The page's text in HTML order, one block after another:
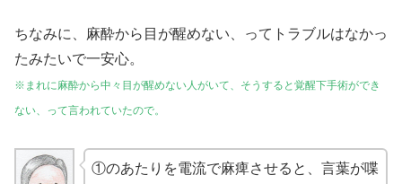
ちなみに、麻酔から目が醒めない、ってトラブルはなかっ
たみたいで一安心。
※まれに麻酔から中々目が醒めない人がいて、そうすると覚醒下手術ができ
ない、って言われていたので。
①のあたりを電流で麻痺させると、言葉が喋